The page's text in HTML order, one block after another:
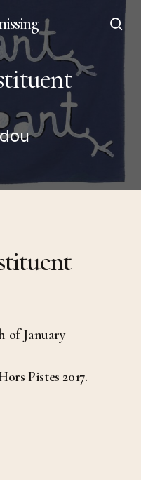
of January
Pistes 2017.